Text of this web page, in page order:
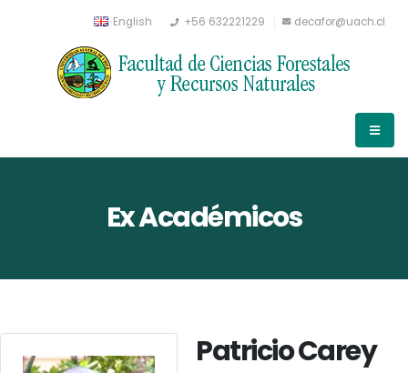
English +56 632221229 decafor@uach.cl
Ex Académicos
Patricio Carey